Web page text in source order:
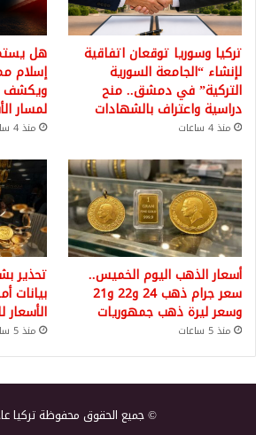
تركيا وسوريا توقعان اتفاقية
لإنشاء “الجامعة السورية
التركية” في دمشق.. منح
دراسية واعتراف بالشهادات
منذ 4 ساعات
هل
إسلام
ويكشف
لمسار
منذ 4 ساعات
أسعار الذهب اليوم الخميس..
سعر جرام ذهب 24 و22 و21
وسعر ليرة ذهب جمهوريات
منذ 5 ساعات
تحذير
بيانات
منذ 5 ساعات
© جميع الحقوق محفوظة تركيا عاجل